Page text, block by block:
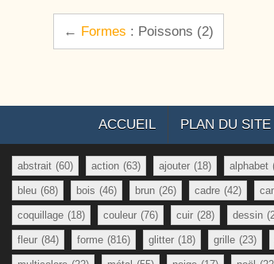
Navigation de l’article
← Formes : Poissons (2)
ACCUEIL PLAN DU SITE
abstrait (60) action (63) ajouter (18) alphabet
bleu (68) bois (46) brun (26) cadre (42)
coquillage (18) couleur (76) cuir (28) dessin
fleur (84) forme (816) glitter (18) grille (23)